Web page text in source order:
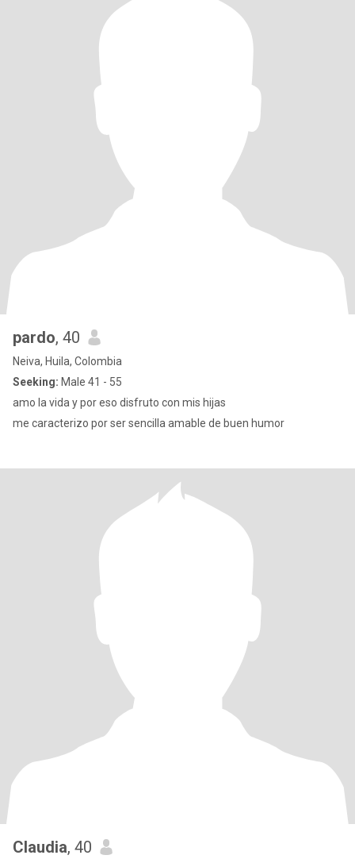
pardo, 40
Neiva, Huila, Colombia
Seeking: Male 41 - 55
amo la vida y por eso disfruto con mis hijas
me caracterizo por ser sencilla amable de buen humor
Claudia, 40